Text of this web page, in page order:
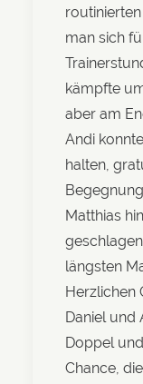
man sich
kämpfte
aber am
Andi
halten,
Matthias
längsten
Herzlichen
Daniel und
Doppel
Chance,